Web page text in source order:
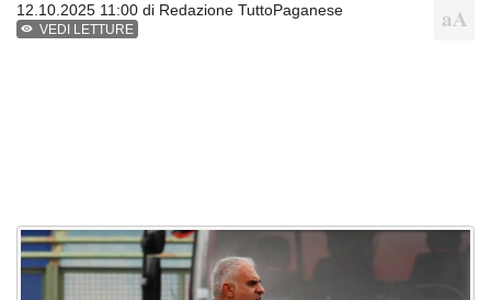
12.10.2025 11:00 di Redazione TuttoPaganese
VEDI LETTURE